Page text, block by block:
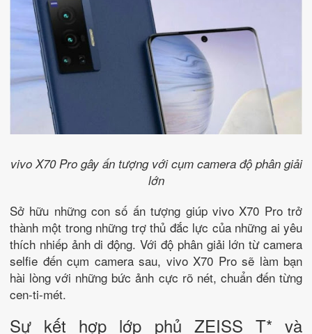
vivo X70 Pro gây ấn tượng với cụm camera độ phân giải
lớn
Sở hữu những con số ấn tượng giúp vivo X70 Pro trở
thành một trong những trợ thủ đắc lực của những ai yêu
thích nhiếp ảnh di động. Với độ phân giải lớn từ camera
selfie đến cụm camera sau, vivo X70 Pro sẽ làm bạn
hài lòng với những bức ảnh cực rõ nét, chuẩn đến từng
cen-ti-mét.
Sự kết hợp lớp phủ ZEISS T* và